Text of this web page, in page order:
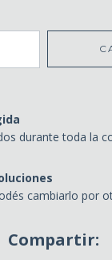
durante toda la
cambiarlo por
Compartir: